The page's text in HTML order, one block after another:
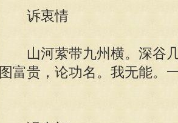
诉衷情
山河萦带九州横。深谷几
图富贵，论功名。我无能。